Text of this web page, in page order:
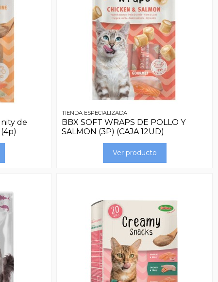
de
TIENDA ESPECIALIZADA
BBX SOFT WRAPS DE POLLO Y
SALMON (3P) (CAJA 12UD)
Ver producto